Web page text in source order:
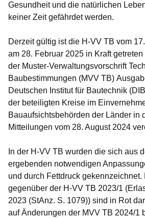
Gesundheit und die natürlichen
keiner Zeit gefährdet werden.
Derzeit gültig ist die H-VV TB vom
am 28. Februar 2025 in Kraft
der Muster-Verwaltungsvorschrift
Baubestimmungen (MVV TB)
Deutschen Institut für Bautechnik
der beteiligten Kreise im
Bauaufsichtsbehörden der Länder in
Mitteilungen vom 28. August 2024
In der H-VV TB wurden die sich aus
ergebenden notwendigen
und durch Fettdruck
gegenüber der H-VV TB 2023/1
2023 (StAnz. S. 1079)) sind in Rot
auf Änderungen der MVV TB 2024/1